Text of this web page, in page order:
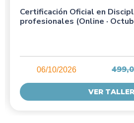
Certificación Oficial en
profesionales (Online ·
06/10/2026
VER TALLER